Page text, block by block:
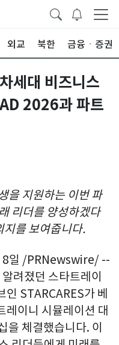
외교 북한 금융ㆍ증권
세대 비즈니스
2026과 파트
을 지원하는 이번 파
리더를 양성하겠다
지를 보여줍니다.
일 /PRNewswire/ --
려졌던 스타트레이
STARCARES가 베
레이니 시뮬레이션 대
을 체결했습니다. 이